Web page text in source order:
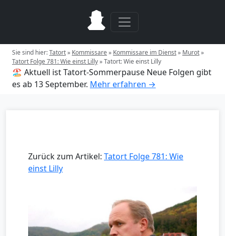
Sie sind hier:Tatort» Kommissare» Kommissare im Dienst» Murot»
Tatort Folge 781: Wie einst Lilly»Tatort: Wie einst Lilly
🏖️ Aktuell ist Tatort-Sommerpause Neue Folgen gibt
es ab 13 September. Mehr erfahren →
Zurück zum Artikel: Tatort Folge 781: Wie
einst Lilly